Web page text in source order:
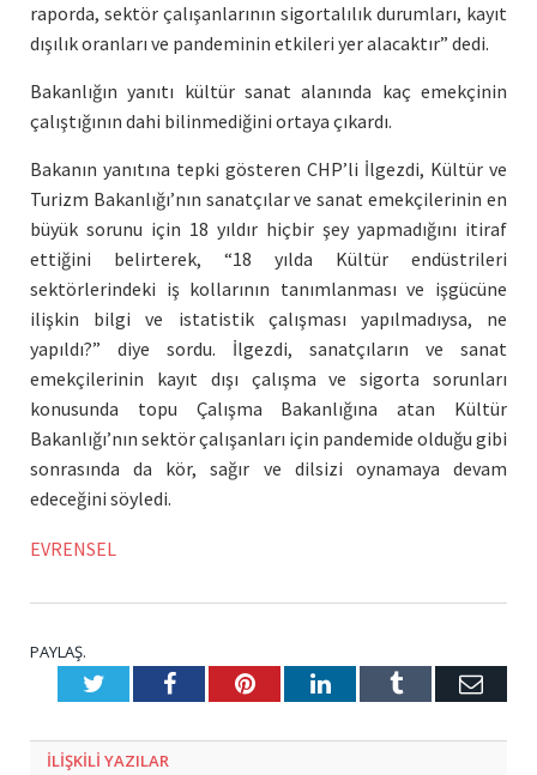
raporda, sektör çalışanlarının sigortalılık durumları, kayıt
dışılık oranları ve pandeminin etkileri yer alacaktır” dedi.
Bakanlığın yanıtı kültür sanat alanında kaç emekçinin
çalıştığının dahi bilinmediğini ortaya çıkardı.
Bakanın yanıtına tepki gösteren CHP’li İlgezdi, Kültür ve
Turizm Bakanlığı’nın sanatçılar ve sanat emekçilerinin en
büyük sorunu için 18 yıldır hiçbir şey yapmadığını itiraf
ettiğini belirterek, “18 yılda Kültür endüstrileri
sektörlerindeki iş kollarının tanımlanması ve işgücüne
ilişkin bilgi ve istatistik çalışması yapılmadıysa, ne
yapıldı?” diye sordu. İlgezdi, sanatçıların ve sanat
emekçilerinin kayıt dışı çalışma ve sigorta sorunları
konusunda topu Çalışma Bakanlığına atan Kültür
Bakanlığı’nın sektör çalışanları için pandemide olduğu gibi
sonrasında da kör, sağır ve dilsizi oynamaya devam
edeceğini söyledi.
EVRENSEL
PAYLAŞ.
TwitterFacebookPinterestLinkedInTumblr E-
ILIŞKILI YAZILAR